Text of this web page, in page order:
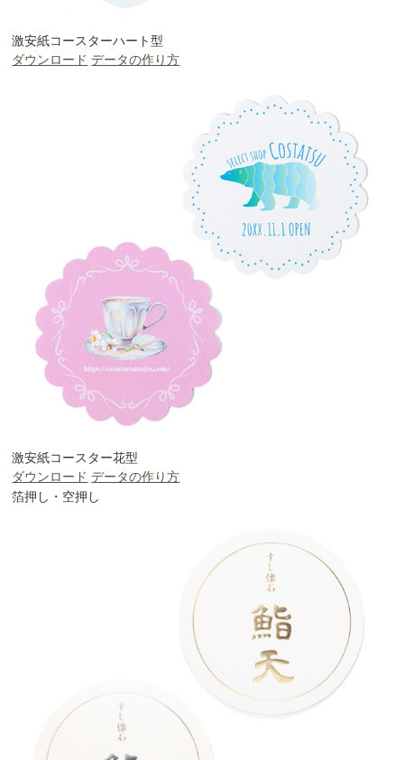
激安紙コースターハート型
ダウンロード データの作り方
激安紙コースター花型
ダウンロード データの作り方
箔押し・空押し